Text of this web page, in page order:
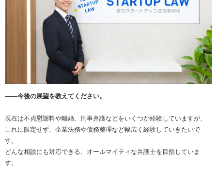
――今後の展望を教えてください。
現在は不貞慰謝料や離婚、刑事弁護などをいくつか経験していますが、
これに限定せず、企業法務や債務整理など幅広く経験していきたいで
す。
どんな相談にも対応できる、オールマイティな弁護士を目指していま
す。